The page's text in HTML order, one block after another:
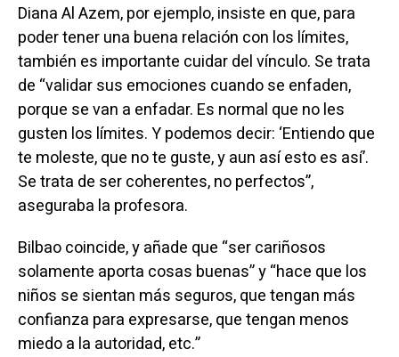
Diana Al Azem, por ejemplo, insiste en que, para
poder tener una buena relación con los límites,
también es importante cuidar del vínculo. Se trata
de “validar sus emociones cuando se enfaden,
porque se van a enfadar. Es normal que no les
gusten los límites. Y podemos decir: ‘Entiendo que
te moleste, que no te guste, y aun así esto es así’.
Se trata de ser coherentes, no perfectos”,
aseguraba la profesora.
Bilbao coincide, y añade que “ser cariñosos
solamente aporta cosas buenas” y “hace que los
niños se sientan más seguros, que tengan más
confianza para expresarse, que tengan menos
miedo a la autoridad, etc.”